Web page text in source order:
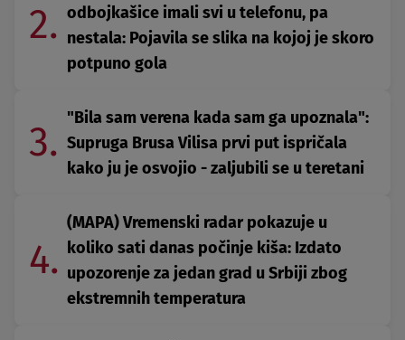
2. odbojkašice imali svi u telefonu, pa
nestala: Pojavila se slika na kojoj je skoro
potpuno gola
3.
"Bila sam verena kada sam ga upoznala":
Supruga Brusa Vilisa prvi put ispričala
kako ju je osvojio - zaljubili se u teretani
4.
(MAPA) Vremenski radar pokazuje u
koliko sati danas počinje kiša: Izdato
upozorenje za jedan grad u Srbiji zbog
ekstremnih temperatura